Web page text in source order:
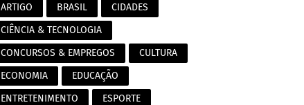
ARTIGO BRASIL
CIDADES
CIÊNCIA & TECNOLOGIA
CONCURSOS & EMPREGOS
CULTURA
ECONOMIA
EDUCAÇÃO
ENTRETENIMENTO
ESPORTE